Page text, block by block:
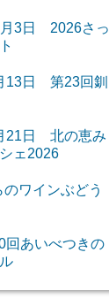
月3日 2026さっ
13日 第23回釧
21日 北の恵み
ェ2026
ワインぶどう
あいべつきの